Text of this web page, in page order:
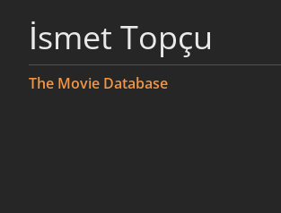
İsmet Topçu
The Movie Database